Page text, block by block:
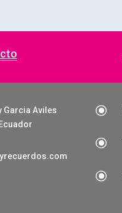
Garcia Aviles
\
\
\